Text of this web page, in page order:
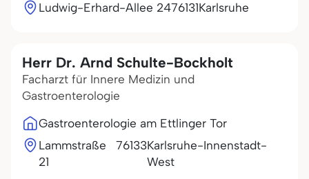
Ludwig-Erhard-Allee 2476131Karlsruhe
Herr Dr. Arnd Schulte-Bockholt
Facharzt für Innere Medizin und
Gastroenterologie
Gastroenterologie am Ettlinger Tor
Lammstraße
21
76133Karlsruhe-Innenstadt-
West